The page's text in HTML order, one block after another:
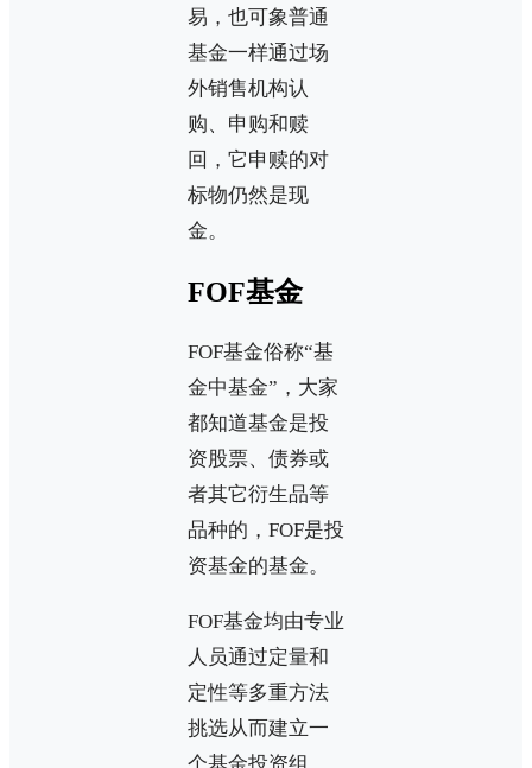
易，也可象普通
基金一样通过场
外销售机构认
购、申购和赎
回，它申赎的对
标物仍然是现
金。
FOF基金
FOF基金俗称“基
金中基金”，大家
都知道基金是投
资股票、债券或
者其它衍生品等
品种的，FOF是投
资基金的基金。
FOF基金均由专业
人员通过定量和
定性等多重方法
挑选从而建立一